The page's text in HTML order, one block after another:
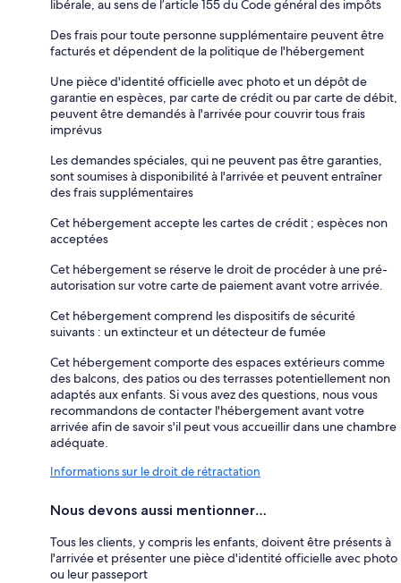
libérale, au sens de l’article 155 du Code général des impôts
Des frais pour toute personne supplémentaire peuvent être
facturés et dépendent de la politique de l'hébergement
Une pièce d'identité officielle avec photo et un dépôt de
garantie en espèces, par carte de crédit ou par carte de débit,
peuvent être demandés à l'arrivée pour couvrir tous frais
imprévus
Les demandes spéciales, qui ne peuvent pas être garanties,
sont soumises à disponibilité à l'arrivée et peuvent entraîner
des frais supplémentaires
Cet hébergement accepte les cartes de crédit ; espèces non
acceptées
Cet hébergement se réserve le droit de procéder à une pré-
autorisation sur votre carte de paiement avant votre arrivée.
Cet hébergement comprend les dispositifs de sécurité
suivants : un extincteur et un détecteur de fumée
Cet hébergement comporte des espaces extérieurs comme
des balcons, des patios ou des terrasses potentiellement non
adaptés aux enfants. Si vous avez des questions, nous vous
recommandons de contacter l'hébergement avant votre
arrivée afin de savoir s'il peut vous accueillir dans une chambre
adéquate.
Informations sur le droit de rétractation
Nous devons aussi mentionner…
Tous les clients, y compris les enfants, doivent être présents à
l'arrivée et présenter une pièce d'identité officielle avec photo
ou leur passeport